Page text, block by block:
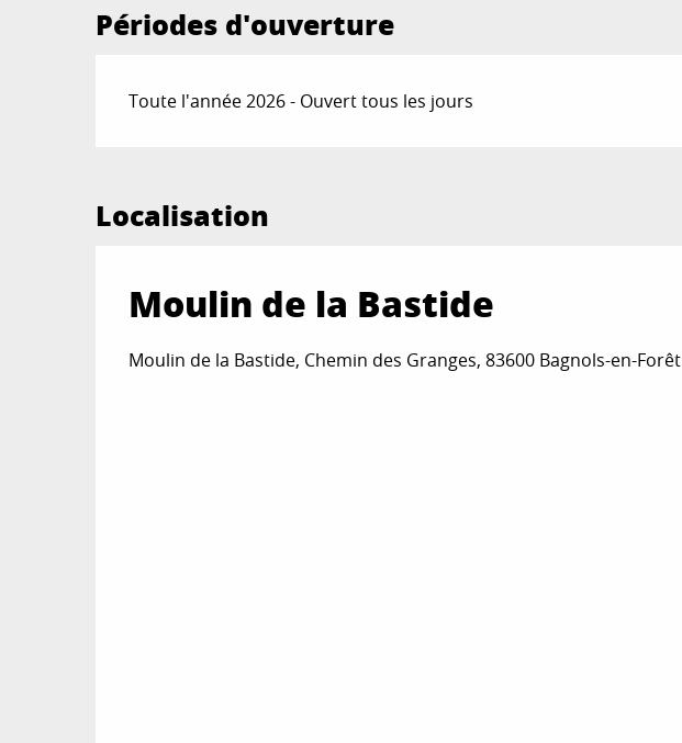
Périodes d'ouverture
Toute l'année 2026 - Ouvert tous les jours
Localisation
Moulin de la Bastide
Moulin de la Bastide, Chemin des Granges, 83600 Bagnols-en-Forêt